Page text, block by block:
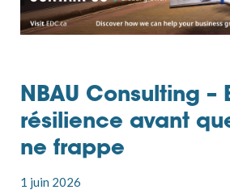
NBAU Consulting –
résilience avant
ne frappe
1 juin 2026